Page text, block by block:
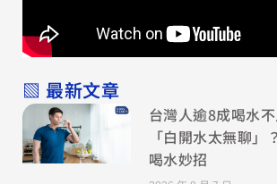
▧ 最新文章
台灣人逾8成喝水
「白開水太無聊」
喝水妙招